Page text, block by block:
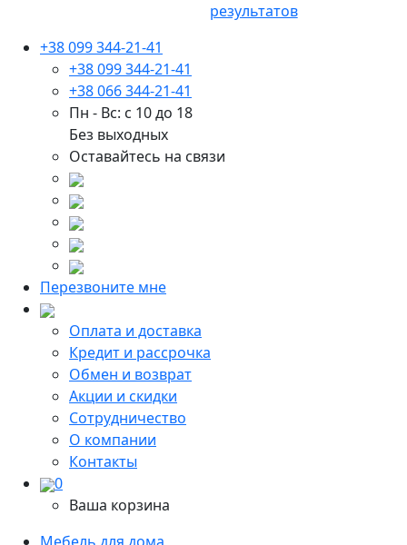
результатов
+38 099 344-21-41
+38 099 344-21-41
+38 066 344-21-41
Пн - Вс: с 10 до 18
Без выходных
Оставайтесь на связи
Перезвоните мне
Оплата и доставка
Кредит и рассрочка
Обмен и возврат
Акции и скидки
Сотрудничество
О компании
Контакты
0
Ваша корзина